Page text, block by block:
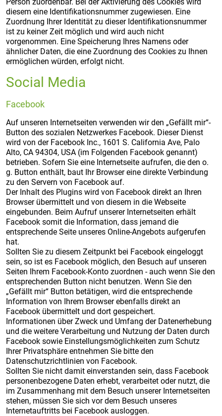
diesem eine Identifikationsnummer zugewiesen. Eine
Zuordnung Ihrer Identität zu dieser Identifikationsnummer
ist zu keiner Zeit möglich und wird auch nicht
vorgenommen. Eine Speicherung Ihres Namens oder
ähnlicher Daten, die eine Zuordnung des Cookies zu Ihnen
ermöglichen würden, erfolgt nicht.
Social Media
Facebook
Auf unseren Internetseiten verwenden wir den „Gefällt mir“-
Button des sozialen Netzwerkes Facebook. Dieser Dienst
wird von der Facebook Inc., 1601 S. California Ave, Palo
Alto, CA 94304, USA (im Folgenden Facebook genannt)
betrieben. Sofern Sie eine Internetseite aufrufen, die den o.
g. Button enthält, baut Ihr Browser eine direkte Verbindung
zu den Servern von Facebook auf.
Der Inhalt des Plugins wird von Facebook direkt an Ihren
Browser übermittelt und von diesem in die Webseite
eingebunden. Beim Aufruf unserer Internetseiten erhält
Facebook somit die Information, dass jemand die
entsprechende Seite unseres Online-Angebots aufgerufen
hat.
Sollten Sie zu diesem Zeitpunkt bei Facebook eingeloggt
sein, so ist es Facebook möglich, den Besuch auf unseren
Seiten Ihrem Facebook-Konto zuordnen - auch wenn Sie den
entsprechenden Button nicht benutzen. Wenn Sie den
„Gefällt mir“ Button betätigen, wird die entsprechende
Information von Ihrem Browser ebenfalls direkt an
Facebook übermittelt und dort gespeichert.
Informationen über Zweck und Umfang der Datenerhebung
und die weitere Verarbeitung und Nutzung der Daten durch
Facebook sowie Einstellungsmöglichkeiten zum Schutz
Ihrer Privatsphäre entnehmen Sie bitte den
Datenschutzrichtlinien von Facebook.
Sollten Sie nicht damit einverstanden sein, dass Facebook
personenbezogene Daten erhebt, verarbeitet oder nutzt, die
im Zusammenhang mit dem Besuch unserer Internetseiten
stehen, müssen Sie sich vor dem Besuch unseres
Internetauftritts bei Facebook ausloggen.